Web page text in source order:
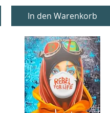
In den Warenkorb